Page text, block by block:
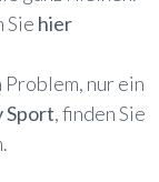
Sie hier
Problem, nur ein
Sport, finden Sie